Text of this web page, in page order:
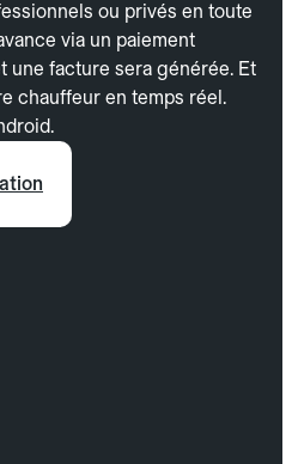
ou privés en toute
via un paiement
une facture sera générée. Et
chauffeur en temps réel.